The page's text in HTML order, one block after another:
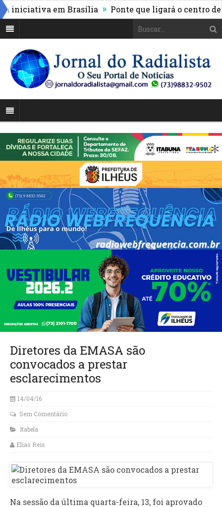
em Brasília » Ponte que ligará o centro de
Diretores da EMASA são
convocados a prestar
esclarecimentos
14/04/16
Sem Comentário
Itabela
Elias Reis
Na sessão da última quarta-feira, 13, foi aprovado